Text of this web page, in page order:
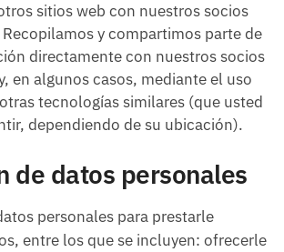
sitios web con nuestros socios
y compartimos parte de
directamente con nuestros socios
en algunos casos, mediante el uso
tecnologías similares (que usted
dependiendo de su ubicación).
de datos personales
personales para prestarle
entre los que se incluyen: ofrecerle